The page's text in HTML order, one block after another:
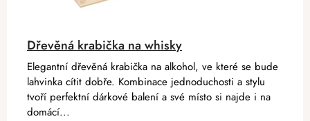
Dřevěná krabička na whisky
Elegantní dřevěná krabička na alkohol, ve které se bude
lahvinka cítit dobře. Kombinace jednoduchosti a stylu
tvoří perfektní dárkové balení a své místo si najde i na
domácí...